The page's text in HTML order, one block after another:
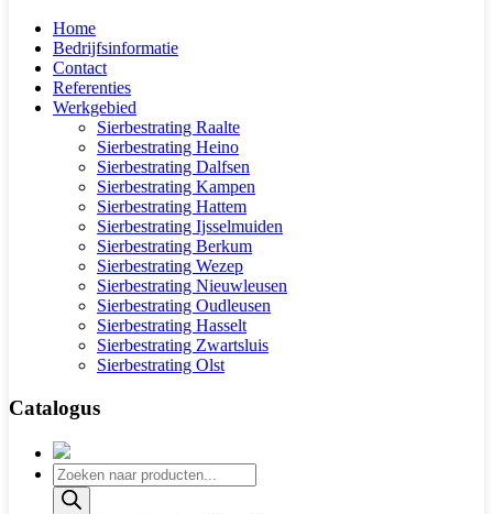
Home
Bedrijfsinformatie
Contact
Referenties
Werkgebied
Sierbestrating Raalte
Sierbestrating Heino
Sierbestrating Dalfsen
Sierbestrating Kampen
Sierbestrating Hattem
Sierbestrating Ijsselmuiden
Sierbestrating Berkum
Sierbestrating Wezep
Sierbestrating Nieuwleusen
Sierbestrating Oudleusen
Sierbestrating Hasselt
Sierbestrating Zwartsluis
Sierbestrating Olst
Catalogus
Producten
zoeken